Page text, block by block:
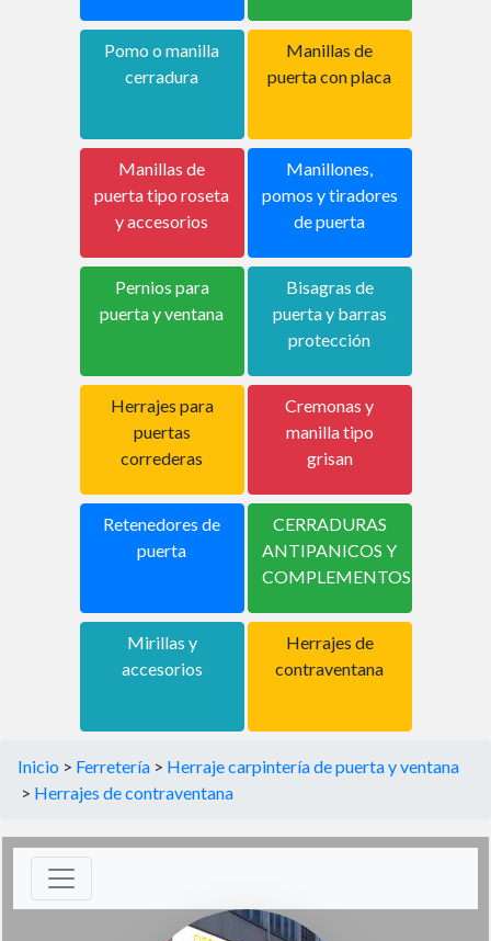
Pomo o manilla
cerradura
Manillas de
puerta con placa
Manillas de
puerta tipo roseta
y accesorios
Manillones,
pomos y tiradores
de puerta
Pernios para
puerta y ventana
Bisagras de
puerta y barras
protección
Herrajes para
puertas
correderas
Cremonas y
manilla tipo
grisan
Retenedores de
puerta
CERRADURAS
ANTIPANICOS Y
COMPLEMENTOS
Mirillas y
accesorios
Herrajes de
contraventana
Inicio > Ferretería > Herraje carpintería de puerta y ventana
> Herrajes de contraventana